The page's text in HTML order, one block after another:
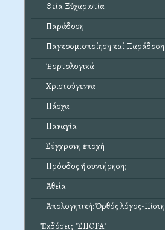
Θεία Εὐχαριστία
Παράδοση
Παγκοσμιοποίηση καί Παράδοση
Ἑορτολογικά
Χριστούγεννα
Πάσχα
Παναγία
Σύγχρονη ἐποχή
Πρόοδος ἤ συντήρηση;
Ἀθεΐα
Ἀπολογητική: Ὀρθός λόγος-Πίστη
Ἐκδόσεις "ΣΠΟΡΑ"